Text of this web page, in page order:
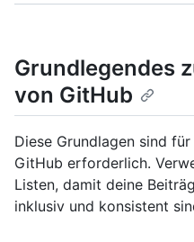
Grundlegendes
von GitHub
Diese Grundlagen sind
GitHub erforderlich.
Listen, damit deine
inklusiv und konsistent